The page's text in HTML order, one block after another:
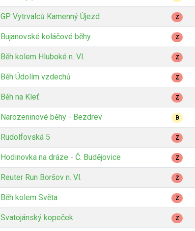
GP Vytrvalců Kamenný Újezd Z
Bujanovské koláčové běhy Z
Běh kolem Hluboké n. Vl. Z
Běh Údolím vzdechů Z
Běh na Kleť Z
Narozeninové běhy - Bezdrev B
Rudolfovská 5 Z
Hodinovka na dráze - Č. Budějovice Z
Reuter Run Boršov n. Vl. Z
Běh kolem Světa Z
Svatojánský kopeček Z